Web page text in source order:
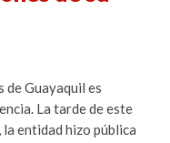
de Guayaquil es
La tarde de este
entidad hizo pública